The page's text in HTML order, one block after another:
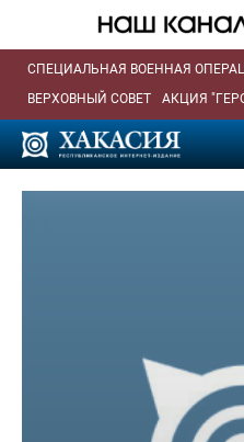
СПЕЦИАЛЬНАЯ ВОЕННАЯ
ВЕРХОВНЫЙ СОВЕТ
АКЦИЯ